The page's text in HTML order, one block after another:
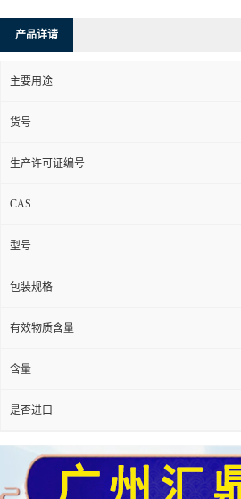
产品详请
主要用途
货号
生产许可证编号
CAS
型号
包装规格
有效物质含量
含量
是否进口